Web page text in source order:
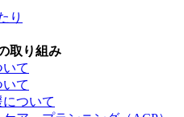
り
取り組み
て
て
ついて